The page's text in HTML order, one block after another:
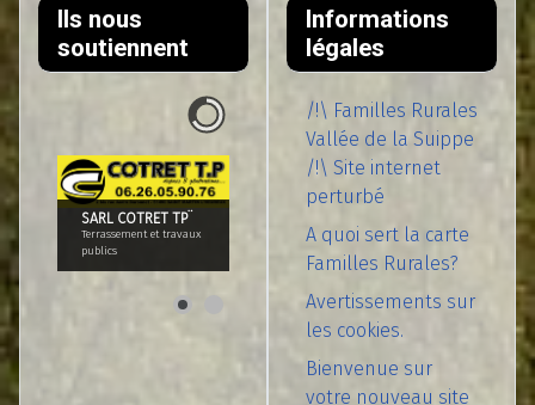
Ils nous
soutiennent
SARL COTRET TP¨
Terrassement et travaux
publics
Informations
légales
/!\ Familles Rurales
Vallée de la Suippe
/!\ Site internet
perturbé
A quoi sert la carte
Familles Rurales?
Avertissements sur
les cookies.
Bienvenue sur
votre nouveau site